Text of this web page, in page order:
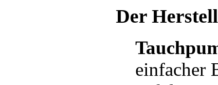
Der
einfacher